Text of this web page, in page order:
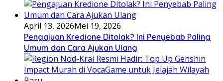
April 13, 2026Mei 19, 2026
Pengajuan Kredione Ditolak? Ini Penyebab Paling
Umum dan Cara Ajukan Ulang